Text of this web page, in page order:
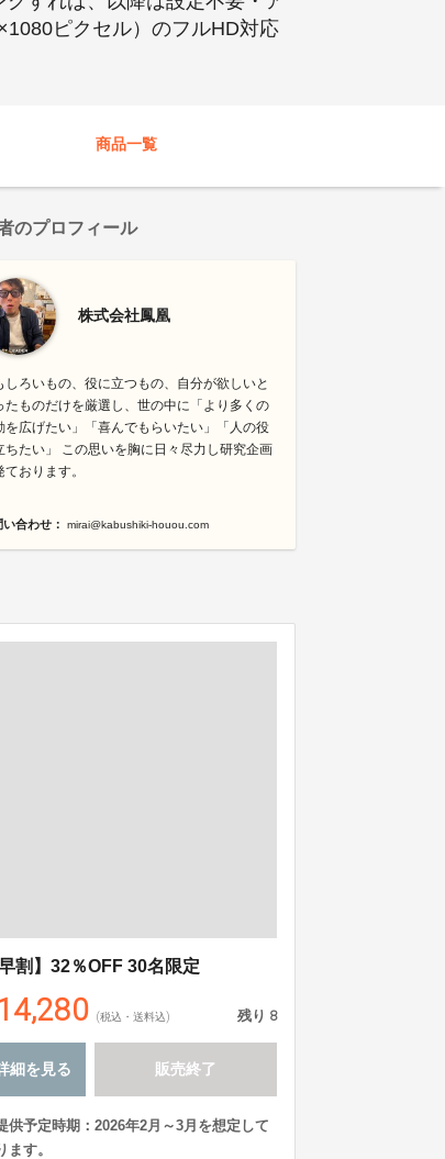
ピクセル）のフルHD対応
商品一覧
のプロフィール
株式会社鳳凰
しろいもの、役に立つもの、自分が欲しいと
たものだけを厳選し、世の中に「より多くの
を広げたい」「喜んでもらいたい」「人の役
ちたい」 この思いを胸に日々尽力し研究企画
ております。
い合わせ： mirai@kabushiki-houou.com
早割】32％OFF 30名限定
(税込・送料込) 残り 8
細を見る 販売終了
供予定時期：2026年2月～3月を想定して
ます。